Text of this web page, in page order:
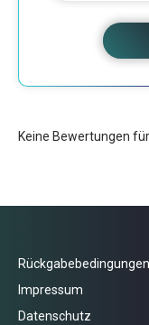
Keine Bewertungen
Rückgabebedingungen
Impressum
Datenschutz